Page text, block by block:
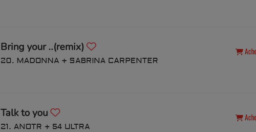
Bring your ..(remix)
20. MADONNA + SABRINA CARPENTER
Talk to you
21. ANOTR + 54 ULTRA